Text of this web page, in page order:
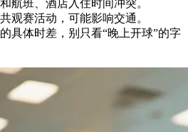
航班、酒店入住时间冲突。
观赛活动，可能影响交通。
具体时差，别只看“晚上开球”的字